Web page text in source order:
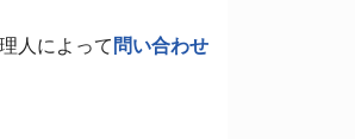
人によって 問い合わせ